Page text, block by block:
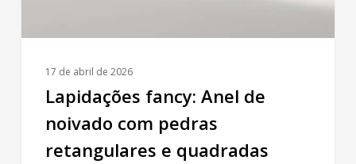
17 de abril de 2026
Lapidações fancy: Anel de
noivado com pedras
retangulares e quadradas